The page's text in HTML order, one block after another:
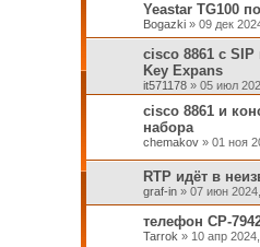
Yeastar TG100
Bogazki» 09 дек
cisco 8861 с
Key Expans
it571178» 05 июл
cisco 8861 и
набора
chemakov» 01 ноя
RTP идёт в
graf-in» 07 июн
телефон CP-
Tarrok » 10 апр